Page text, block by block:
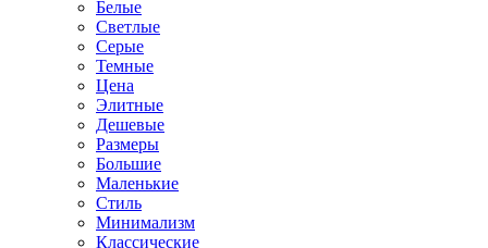
Белые
Светлые
Серые
Темные
Цена
Элитные
Дешевые
Размеры
Большие
Маленькие
Стиль
Минимализм
Классические